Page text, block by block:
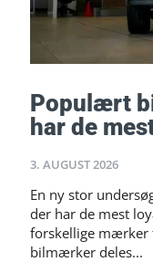
Populært
har de
3. AUGUST 2026
En ny stor
der har de mest
forskellige mærker toppen
bilmærker deles...